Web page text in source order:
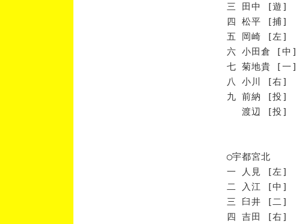
三 田中 [遊]
四 松平 [捕]
五 岡崎 [左]
六 小田倉 [中]
七 菊地貴 [一]
八 小川 [右]
九 前納 [投]
渡辺 [投]
◯宇都宮北
一 人見 [左]
二 入江 [中]
三 臼井 [二]
四 吉田 [右]